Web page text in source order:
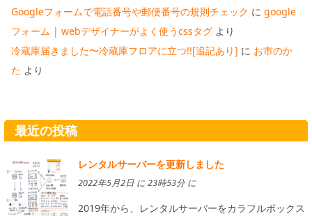
Googleフォームで電話番号や郵便番号の規則チェック に google
フォーム | webデザイナーがよく使うcssタグ より
冷蔵庫届きました〜冷蔵庫フロアに立つ!![追記あり] に お市のか
た より
最近の投稿
レンタルサーバーを更新しました
2022年5月2日 に 23時53分 に
2019年から、レンタルサーバーをカラフルボックス